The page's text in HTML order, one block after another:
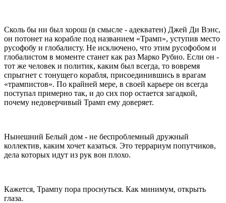
Сколь бы ни был хорош (в смысле - адекватен) Джей Ди Вэнс,
он потонет на корабле под названием «Трамп», уступив место
русофобу и глобалисту. Не исключено, что этим русофобом и
глобалистом в моменте станет как раз Марко Рубио. Если он -
тот же человек и политик, каким был всегда, то вовремя
спрыгнет с тонущего корабля, присоединившись в врагам
«трампистов». По крайней мере, в своей карьере он всегда
поступал примерно так, и до сих пор остается загадкой,
почему недоверчивый Трамп ему доверяет.
Нынешний Белый дом - не беспроблемный дружный
коллектив, каким хочет казаться. Это террариум попутчиков,
дела которых идут из рук вон плохо.
Кажется, Трампу пора проснуться. Как минимум, открыть
глаза.